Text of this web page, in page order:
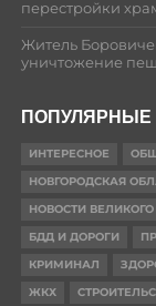
перестройки
Житель
уничтожение
ПОПУЛЯРНЫЕ
ИНТЕРЕСНОЕ
НОВГОРОДСКАЯ
НОВОСТИ
БДД И ДОРОГИ
КРИМИНАЛ
ЖКХ